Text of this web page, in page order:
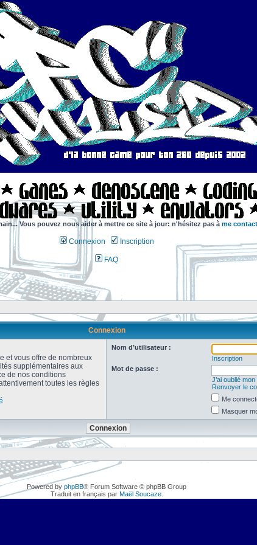
Vous pouvez nous aider à mettre ce site à jour: n'hésitez pas à me
Connexion Inscription
FAQ
Connexion
et vous offre de nombreux
supplémentaires aux
de nos conditions
toutes les règles
Nom d’utilisateur :
Inscription
Mot de passe :
J’ai oublié
Renvoyer le
Me
Masquer
Powered by phpBB® Forum Software © phpBB Group
Traduit en français par Maël Soucaze.